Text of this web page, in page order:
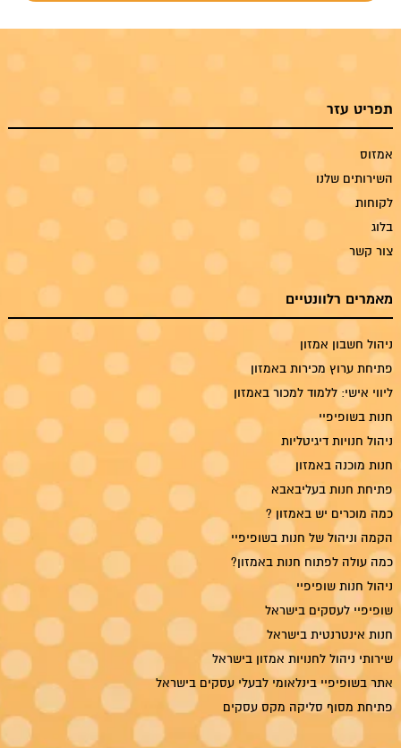
תפריט עזר
אמזוס
השירותים שלנו
לקוחות
בלוג
צור קשר
מאמרים רלוונטיים
ניהול חשבון אמזון
פתיחת ערוץ מכירות באמזון
ליווי אישי: ללמוד למכור באמזון
חנות בשופיפיי
ניהול חנויות דיגיטליות
חנות מוכנה באמזון
פתיחת חנות בעליבאבא
כמה מוכרים יש באמזון ?
הקמה וניהול של חנות בשופיפיי
כמה עולה לפתוח חנות באמזון?
ניהול חנות שופיפיי
שופיפיי לעסקים בישראל
חנות אינטרנטית בישראל
שירותי ניהול לחנויות אמזון בישראל
אתר בשופיפיי בינלאומי לבעלי עסקים בישראל
פתיחת מסוף סליקה מקס עסקים